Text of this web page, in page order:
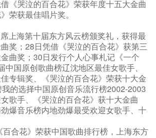
借《哭泣的百合花》荣获年度十五大金曲
荣获最佳唱片奖。
上海第十届东方风云榜颁奖礼，获得最
奖；28日凭借《哭泣的百合花》获第三
曲奖；30日发行个人心事札记《一个
国原创歌曲榜辽沈地区最佳女歌手、
佳专辑奖、《哭泣的百合花》荣获十大金
的选择中国原创音乐流行榜2002-2003
歌手、《哭泣的百合花》获十大金曲
爆音乐榜内地劲爆最受欢迎女歌手、十
合花》荣获中国歌曲排行榜，上海东方